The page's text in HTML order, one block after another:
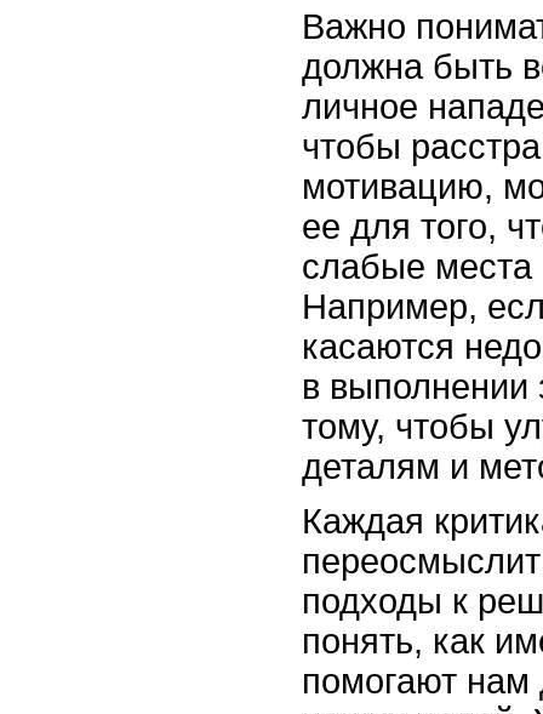
Важно
должна быть
личное
чтобы
мотивацию,
ее для того,
слабые места
Например,
касаются
в выполнении
тому, чтобы
деталям и
Каждая
подходы к
понять, как
помогают нам